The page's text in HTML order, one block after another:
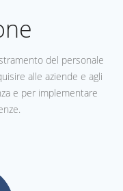
del personale
alle aziende e agli
e per implementare